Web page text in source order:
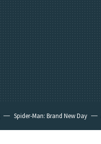
Spider-Man: Brand New Day